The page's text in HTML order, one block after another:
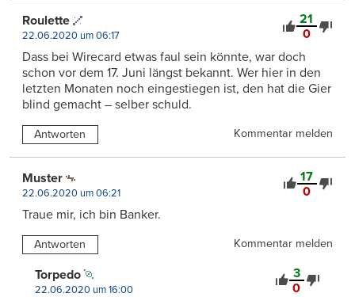
21
0
Roulette
22.06.2020 um 06:17
Dass bei Wirecard etwas faul sein könnte, war doch
schon vor dem 17. Juni längst bekannt. Wer hier in den
letzten Monaten noch eingestiegen ist, den hat die Gier
blind gemacht – selber schuld.
Antworten Kommentar melden
17
0
Muster
22.06.2020 um 06:21
Traue mir, ich bin Banker.
Antworten Kommentar melden
3
0
Torpedo
22.06.2020 um 16:00